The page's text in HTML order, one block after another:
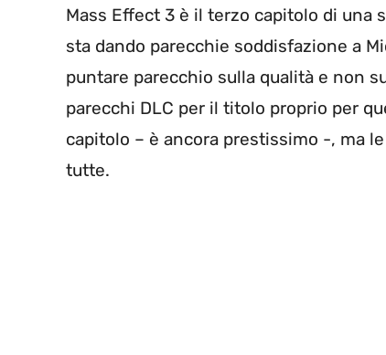
Mass Effect 3 è il terzo capitolo di una
sta dando parecchie soddisfazione a
puntare parecchio sulla qualità e non
parecchi DLC per il titolo proprio per
capitolo – è ancora prestissimo -, ma
tutte.